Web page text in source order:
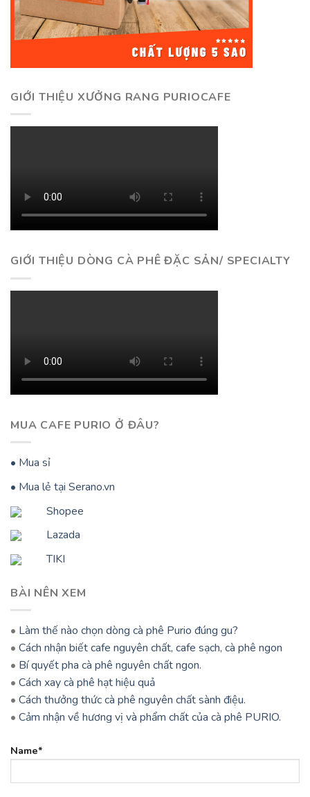
GIỚI THIỆU XƯỞNG RANG PURIOCAFE
GIỚI THIỆU DÒNG CÀ PHÊ ĐẶC SẢN/ SPECIALTY
MUA CAFE PURIO Ở ĐÂU?
• Mua sỉ
• Mua lẻ tại Serano.vn
Shopee
Lazada
TIKI
BÀI NÊN XEM
• Làm thế nào chọn dòng cà phê Purio đúng gu?
• Cách nhận biết cafe nguyên chất, cafe sạch, cà phê ngon
• Bí quyết pha cà phê nguyên chất ngon.
• Cách xay cà phê hạt hiệu quả
• Cách thưởng thức cà phê nguyên chất sành điệu.
• Cảm nhận về hương vị và phẩm chất của cà phê PURIO.
Name*